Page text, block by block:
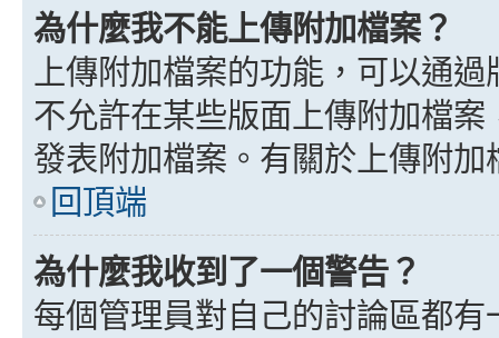
為什麼我不能上傳附加檔案？
上傳附加檔案的功能，可以通
不允許在某些版面上傳附加檔
發表附加檔案。有關於上傳附
回頂端
為什麼我收到了一個警告？
每個管理員對自己的討論區都